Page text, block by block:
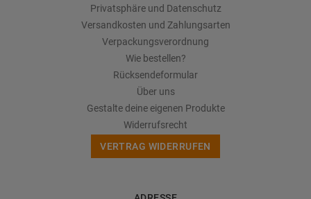
Privatsphäre und Datenschutz
Versandkosten und Zahlungsarten
Verpackungsverordnung
Wie bestellen?
Rücksendeformular
Über uns
Gestalte deine eigenen Produkte
Widerrufsrecht
VERTRAG WIDERRUFEN